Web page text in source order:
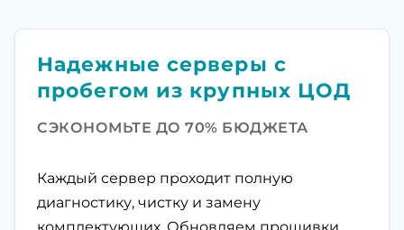
Надежные серверы с
пробегом из крупных ЦОД
СЭКОНОМЬТЕ ДО 70% БЮДЖЕТА
Каждый сервер проходит полную
диагностику, чистку и замену